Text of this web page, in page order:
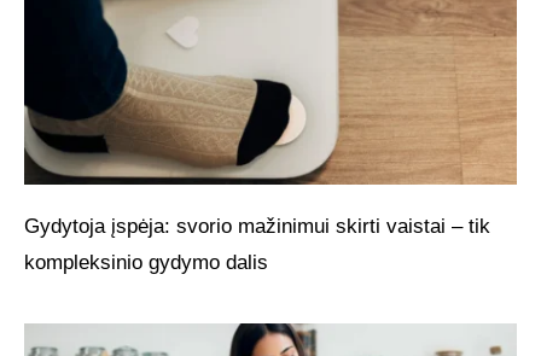
Gydytoja įspėja: svorio mažinimui skirti vaistai – tik
kompleksinio gydymo dalis